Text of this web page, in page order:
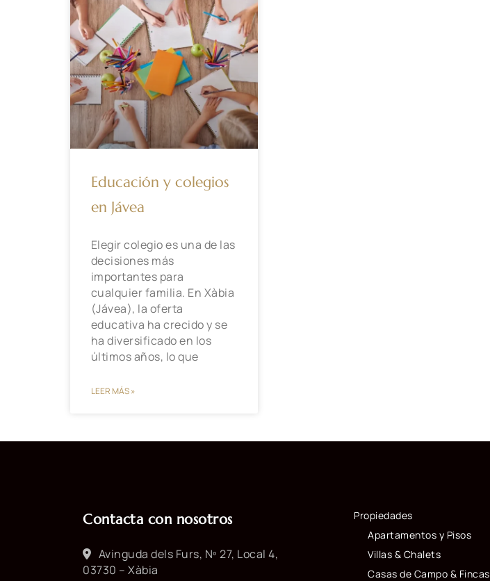
Educación y colegios
en Jávea
Elegir colegio es una de las
decisiones más
importantes para
cualquier familia. En Xàbia
(Jávea), la oferta
educativa ha crecido y se
ha diversificado en los
últimos años, lo que
LEER MÁS »
Contacta con nosotros
Avinguda dels Furs, Nº 27, Local 4,
03730 – Xàbia
Propiedades
Apartamentos y Pisos
Villas & Chalets
Casas de Campo & Fincas